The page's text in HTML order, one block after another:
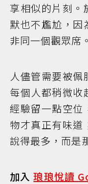
享相似的片刻。
默也不尷尬，因
非同一個觀眾席。
人儘管需要被佩
每個人都稍微收
經驗留一點空位
物才真正有味道
說得最多，而是
加入琅琅悅讀